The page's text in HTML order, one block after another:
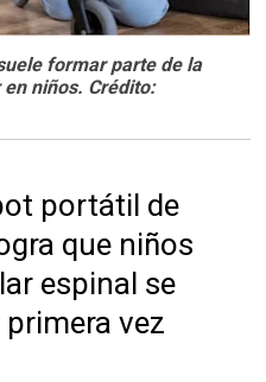
formar parte de la
niños. Crédito:
portátil de
que niños
espinal se
vez